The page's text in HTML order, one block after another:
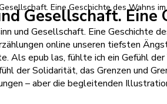
Eine Geschichte des Wahns
Gesellschaft.
und Gesellschaft. Eine Geschichte
online unseren tiefsten
Als epub las, fühlte ich ein Gefühl
der Solidarität, das Grenzen und
– aber die begleitenden